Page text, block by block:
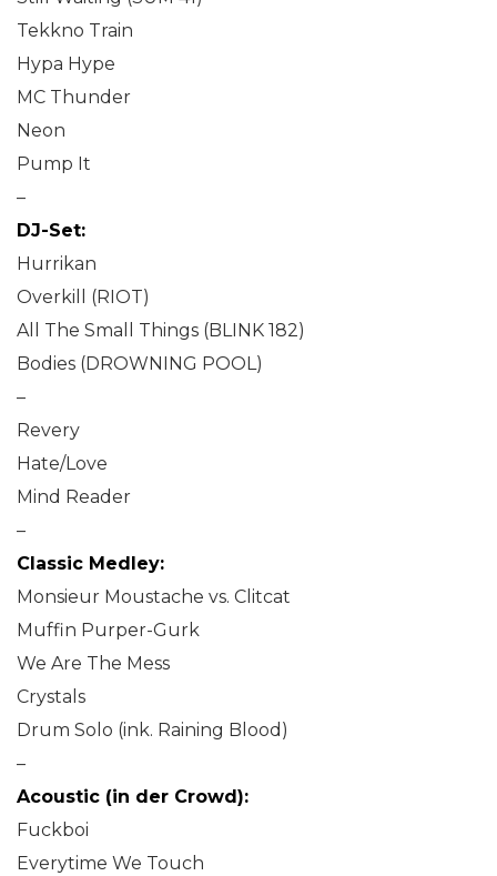
Tekkno Train
Hypa Hype
MC Thunder
Neon
Pump It
–
DJ-Set:
Hurrikan
Overkill (RIOT)
All The Small Things (BLINK 182)
Bodies (DROWNING POOL)
–
Revery
Hate/Love
Mind Reader
–
Classic Medley:
Monsieur Moustache vs. Clitcat
Muffin Purper-Gurk
We Are The Mess
Crystals
Drum Solo (ink. Raining Blood)
–
Acoustic (in der Crowd):
Fuckboi
Everytime We Touch